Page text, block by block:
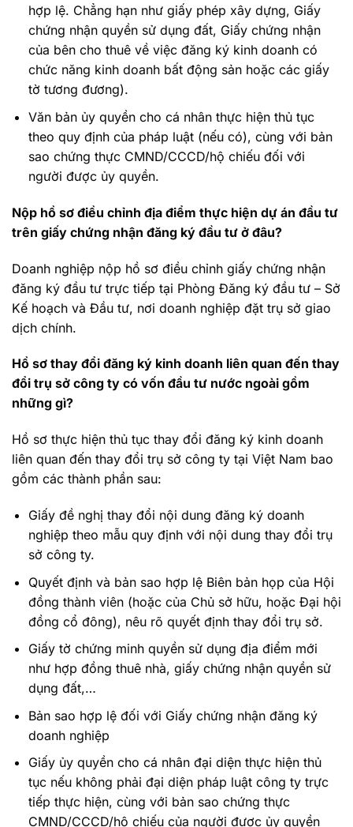
hợp lệ. Chẳng hạn như giấy phép xây dựng, Giấy
chứng nhận quyền sử dụng đất, Giấy chứng nhận
của bên cho thuê về việc đăng ký kinh doanh có
chức năng kinh doanh bất động sản hoặc các giấy
tờ tương đương).
Văn bản ủy quyền cho cá nhân thực hiện thủ tục
theo quy định của pháp luật (nếu có), cùng với bản
sao chứng thực CMND/CCCD/hộ chiếu đối với
người được ủy quyền.
Nộp hồ sơ điều chỉnh địa điểm thực hiện dự án đầu tư
trên giấy chứng nhận đăng ký đầu tư ở đâu?
Doanh nghiệp nộp hồ sơ điều chỉnh giấy chứng nhận
đăng ký đầu tư trực tiếp tại Phòng Đăng ký đầu tư – Sở
Kế hoạch và Đầu tư, nơi doanh nghiệp đặt trụ sở giao
dịch chính.
Hồ sơ thay đổi đăng ký kinh doanh liên quan đến thay
đổi trụ sở công ty có vốn đầu tư nước ngoài gồm
những gì?
Hồ sơ thực hiện thủ tục thay đổi đăng ký kinh doanh
liên quan đến thay đổi trụ sở công ty tại Việt Nam bao
gồm các thành phần sau:
Giấy đề nghị thay đổi nội dung đăng ký doanh
nghiệp theo mẫu quy định với nội dung thay đổi trụ
sở công ty.
Quyết định và bản sao hợp lệ Biên bản họp của Hội
đồng thành viên (hoặc của Chủ sở hữu, hoặc Đại hội
đồng cổ đông), nêu rõ quyết định thay đổi trụ sở.
Giấy tờ chứng minh quyền sử dụng địa điểm mới
như hợp đồng thuê nhà, giấy chứng nhận quyền sử
dụng đất,…
Bản sao hợp lệ đối với Giấy chứng nhận đăng ký
doanh nghiệp
Giấy ủy quyền cho cá nhân đại diện thực hiện thủ
tục nếu không phải đại diện pháp luật công ty trực
tiếp thực hiện, cùng với bản sao chứng thực
CMND/CCCD/hộ chiếu của người được ủy quyền